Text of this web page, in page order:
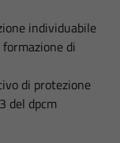
individuabile
di
di protezione
del dpcm